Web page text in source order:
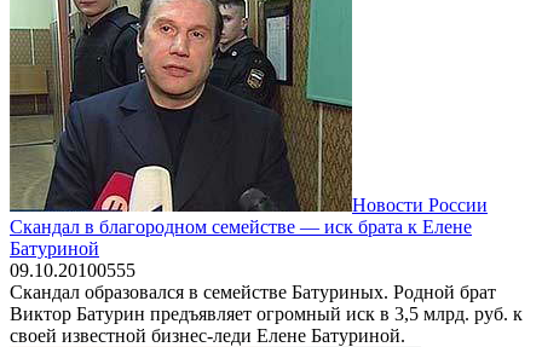
Новости России
Скандал в благородном семействе — иск брата к Елене
Батуриной
09.10.20100555
Скандал образовался в семействе Батуриных. Родной брат
Виктор Батурин предъявляет огромный иск в 3,5 млрд. руб. к
своей известной бизнес-леди Елене Батуриной.